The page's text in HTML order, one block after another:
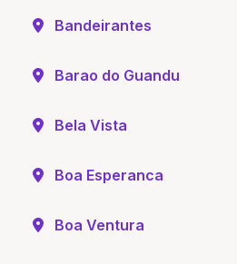
Bandeirantes
Barao do Guandu
Bela Vista
Boa Esperanca
Boa Ventura